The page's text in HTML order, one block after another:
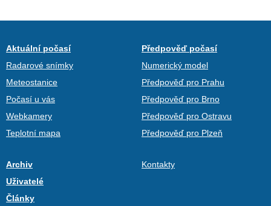
Aktuální počasí
Radarové snímky
Meteostanice
Počasí u vás
Webkamery
Teplotní mapa
Předpověď počasí
Numerický model
Předpověď pro Prahu
Předpověď pro Brno
Předpověď pro Ostravu
Předpověď pro Plzeň
Archiv
Uživatelé
Články
Kontakty